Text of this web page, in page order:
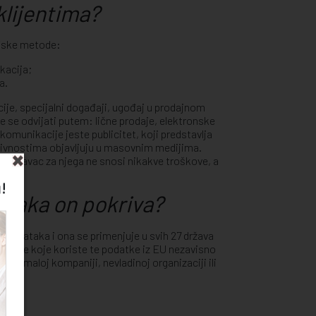
metode:
specijalni događaji, ugođaj u prodajnom
se odvijati putem: lične prodaje, elektronske
jeste publicitet, koji predstavlja
objavljuju u masovnim medijima.
za njega ne snosi nikakve troškove, a
on pokriva?
i ona se primenjuje u svih 27 država
koje koriste te podatke iz EU nezavisno
ili maloj kompaniji, nevladinoj organizaciji ili